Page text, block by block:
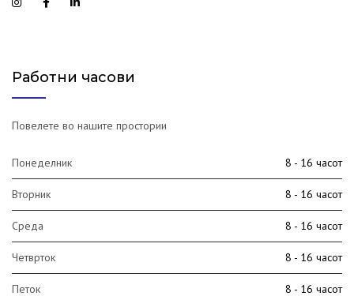
Работни часови
Повелете во нашите простории
Понеделник 8 - 16 часот
Вторник 8 - 16 часот
Среда 8 - 16 часот
Четврток 8 - 16 часот
Петок 8 - 16 часот